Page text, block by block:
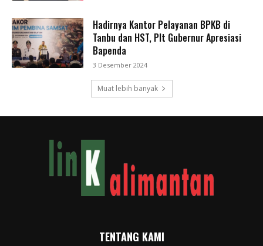
Hadirnya Kantor Pelayanan BPKB di
Tanbu dan HST, Plt Gubernur Apresiasi
Bapenda
3 Desember 2024
Muat lebih banyak
TENTANG KAMI